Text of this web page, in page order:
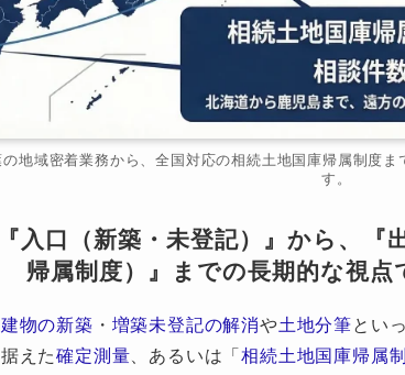
地域密着業務から、全国対応の相続土地国庫帰属制度
す。
入口（新築・未登記）』から、『
帰属制度）』までの長期的な視
建物の新築 ・ 増築未登記の解消や土地分筆とい
えた確定測量、あるいは「相続土地国庫帰属